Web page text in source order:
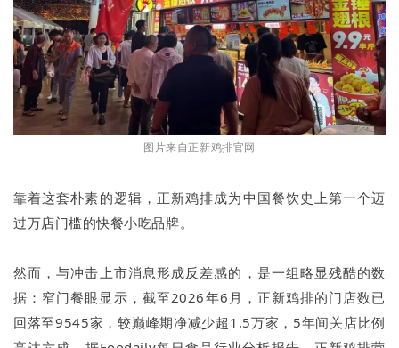
图片来自正新鸡排官网
靠着这套朴素的逻辑，正新鸡排成为中国餐饮史上第一个迈
过万店门槛的快餐小吃品牌。
然而，与冲击上市消息形成反差感的，是一组略显残酷的数
据：窄门餐眼显示，截至2026年6月，正新鸡排的门店数已
回落至9545家，较巅峰期净减少超1.5万家，5年间关店比例